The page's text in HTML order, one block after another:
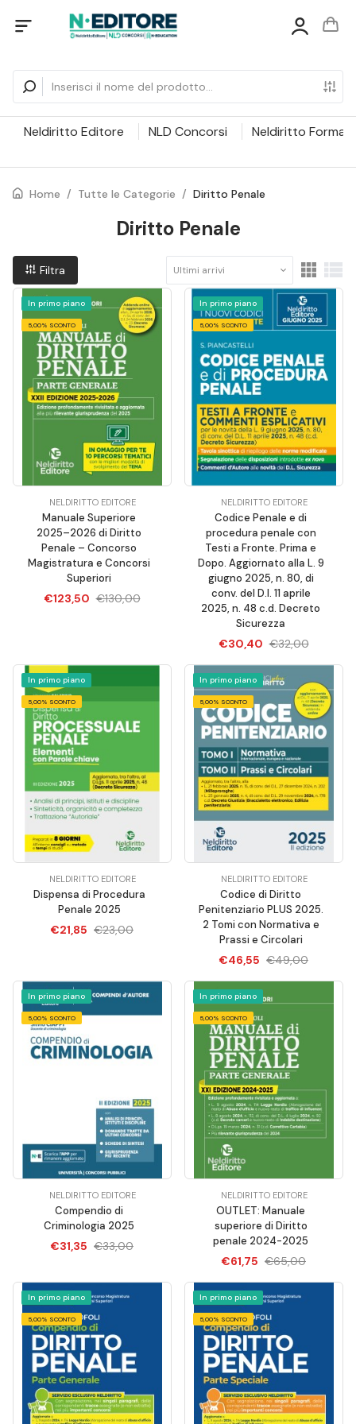
Neldiritto Editore NLD Concorsi Neldiritto
Home / Tutte le Categorie / Diritto Penale
Diritto Penale
Filtra Ultimi arrivi
In primo piano
5,00% SCONTO
NELDIRITTO EDITORE
Manuale Superiore
2025–2026 di Diritto
Penale – Concorso
Magistratura e Concorsi
Superiori
€123,50 €130,00
In primo piano
5,00% SCONTO
NELDIRITTO EDITORE
Codice Penale e di
procedura penale con
Testi a Fronte. Prima e
Dopo. Aggiornato alla L. 9
giugno 2025, n. 80, di
conv. del D.l. 11 aprile
2025, n. 48 c.d. Decreto
Sicurezza
€30,40 €32,00
In primo piano
5,00% SCONTO
NELDIRITTO EDITORE
Dispensa di Procedura
Penale 2025
€21,85 €23,00
In primo piano
5,00% SCONTO
NELDIRITTO EDITORE
Codice di Diritto
Penitenziario PLUS 2025.
2 Tomi con Normativa e
Prassi e Circolari
€46,55 €49,00
In primo piano
5,00% SCONTO
NELDIRITTO EDITORE
Compendio di
Criminologia 2025
€31,35 €33,00
In primo piano
5,00% SCONTO
NELDIRITTO EDITORE
OUTLET: Manuale
superiore di Diritto
penale 2024-2025
€61,75 €65,00
In primo piano
5,00% SCONTO
In primo piano
5,00% SCONTO